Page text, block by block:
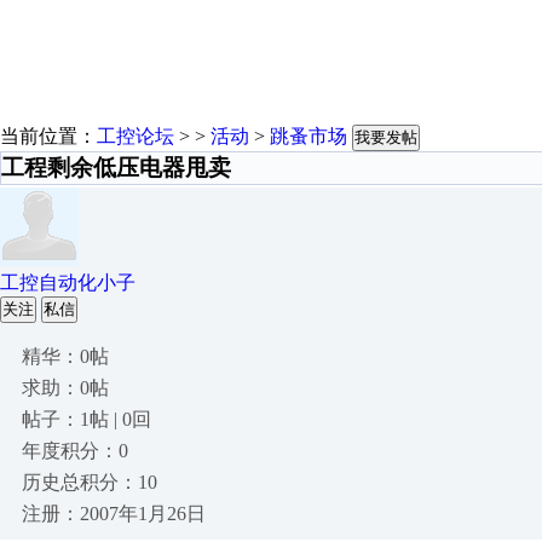
当前位置： 工控论坛 > > 活动 > 跳蚤市场 我要发帖
工程剩余低压电器甩卖
工控自动化小子
关注 私信
精华：0帖
求助：0帖
帖子：1帖 | 0回
年度积分：0
历史总积分：10
注册：2007年1月26日